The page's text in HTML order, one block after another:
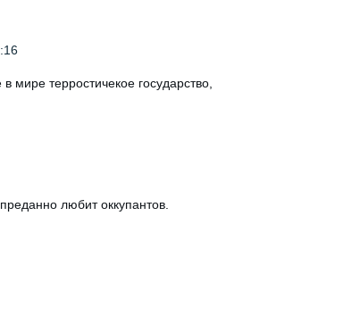
терростичекое государство,
любит оккупантов.